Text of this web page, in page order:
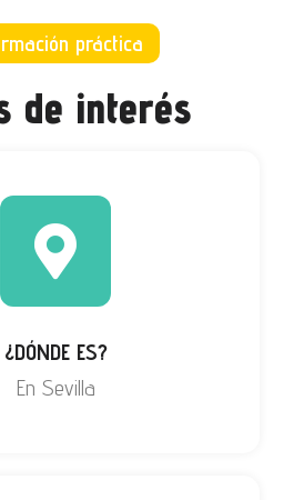
práctica
de interés
¿DÓNDE ES?
En Sevilla